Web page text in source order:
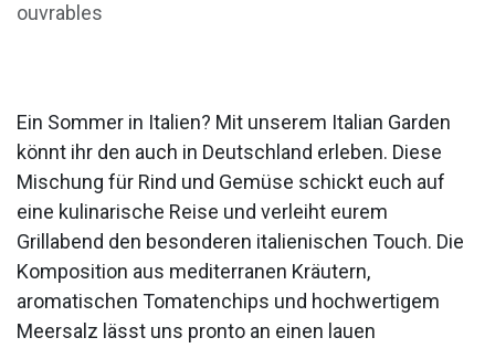
ouvrables
Ein Sommer in Italien? Mit unserem Italian Garden
könnt ihr den auch in Deutschland erleben. Diese
Mischung für Rind und Gemüse schickt euch auf
eine kulinarische Reise und verleiht eurem
Grillabend den besonderen italienischen Touch. Die
Komposition aus mediterranen Kräutern,
aromatischen Tomatenchips und hochwertigem
Meersalz lässt uns pronto an einen lauen